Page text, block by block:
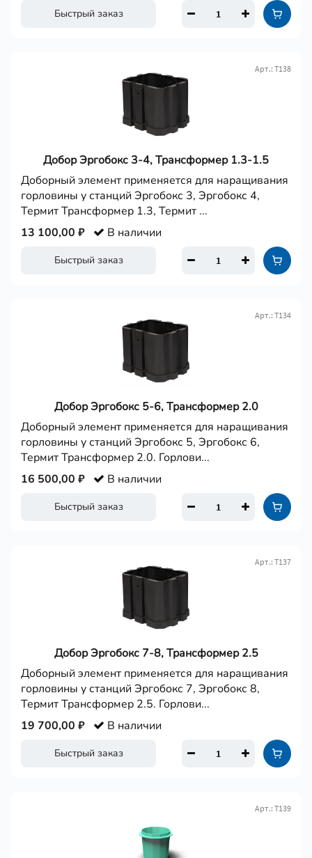
Быстрый заказ
Добор Эргобокс 3-4, Трансформер 1.3-1.5
Арт.: Т138
Доборный элемент применяется для наращивания
горловины у станций Эргобокс 3, Эргобокс 4,
Термит Трансформер 1.3, Термит ...
Быстрый заказ
13 100,00 ₽ В наличии
Добор Эргобокс 5-6, Трансформер 2.0
Арт.: Т134
Доборный элемент применяется для наращивания
горловины у станций Эргобокс 5, Эргобокс 6,
Термит Трансформер 2.0. Горлови...
Быстрый заказ
16 500,00 ₽ В наличии
Добор Эргобокс 7-8, Трансформер 2.5
Арт.: Т137
Доборный элемент применяется для наращивания
горловины у станций Эргобокс 7, Эргобокс 8,
Термит Трансформер 2.5. Горлови...
Быстрый заказ
19 700,00 ₽ В наличии
Арт.: Т139